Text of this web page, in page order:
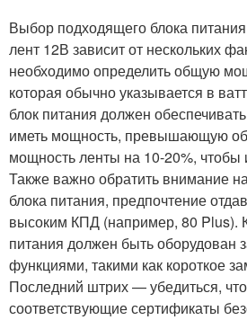
Выбор подходящего блока
лент 12В зависит от нескольких
необходимо определить общую
которая обычно указывается в
блок питания должен
иметь мощность, превышающую
мощность ленты на 10-20%, чтобы
Также важно обратить внимание
блока питания, предпочтение
высоким КПД (например, 80 Plus).
питания должен быть оборудован
функциями, такими как короткое
Последний штрих — убедиться,
соответствующие сертификаты